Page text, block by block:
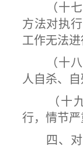
（十七
方法对执
工作无法进
（十八
人自杀、自
（十九
行，情节严
四、对